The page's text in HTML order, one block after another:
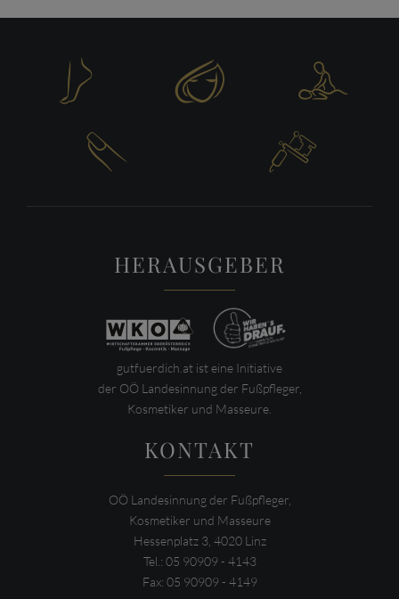
 



HERAUSGEBER
gutfuerdich.at ist eine Initiative
der OÖ Landesinnung der Fußpfleger,
Kosmetiker und Masseure.
KONTAKT
OÖ Landesinnung der Fußpfleger,
Kosmetiker und Masseure
Hessenplatz 3, 4020 Linz
Tel.: 05 90909 - 4143
Fax: 05 90909 - 4149